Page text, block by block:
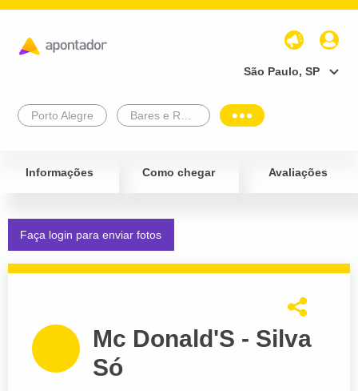
São Paulo, SP
Porto Alegre
Informações Como chegar Avaliações
Faça login para enviar fotos
Mc Donald'S - Silva
Só